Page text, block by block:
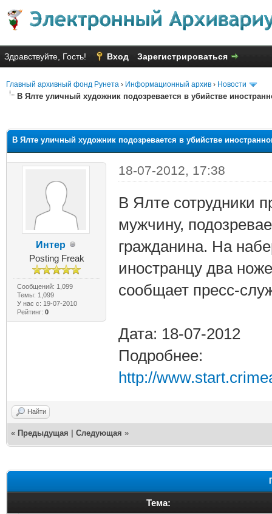
Здравствуйте, Гость! Вход Зарегистрироваться
Главный архивный фонд Рунета › Информационный архив › Новости
В Ялте уличный художник подозревается в убийстве
В Ялте уличный художник подозревается в убийстве
Интер
Posting Freak
Сообщений: 1,099
Темы: 1,099
У нас с: 19-07-2010
Рейтинг: 0
18-07-2012, 17:38
В Ялте сотрудники
мужчину,
гражданина. На
иностранцу два
сообщает пресс-
Дата: 18-07-2012
Подробнее:
http://
Найти
« Предыдущая Следующая »
Тема: